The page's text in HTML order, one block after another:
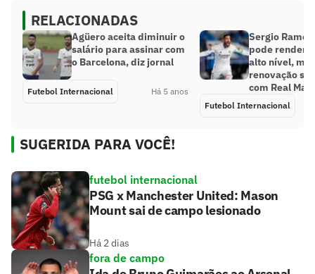
RELACIONADAS
Agüero aceita diminuir o
salário para assinar com
o Barcelona, diz jornal
Futebol Internacional Há 5 anos
Sergio
pode render
alto nível, mas
renovação
com Real
Futebol Internacional
SUGERIDA PARA VOCÊ!
futebol internacional
PSG x Manchester United: Mason
Mount sai de campo lesionado
Há 2 dias
fora de campo